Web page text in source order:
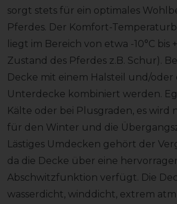
sorgt stets für ein optimales
Pferdes. Der Komfort-
liegt im Bereich von etwa -10°C bis
Zustand des Pferdes z.B. Schur).
Decke mit einem Halsteil und/oder
Unterdecke kombiniert werden.
Kälte oder bei Plusgraden, es wird
für den Winter und die
Lästiges Umdecken gehört der
da die Decke über eine
Abschwitzfunktion verfügt. Die
wasserdicht, winddicht, extrem